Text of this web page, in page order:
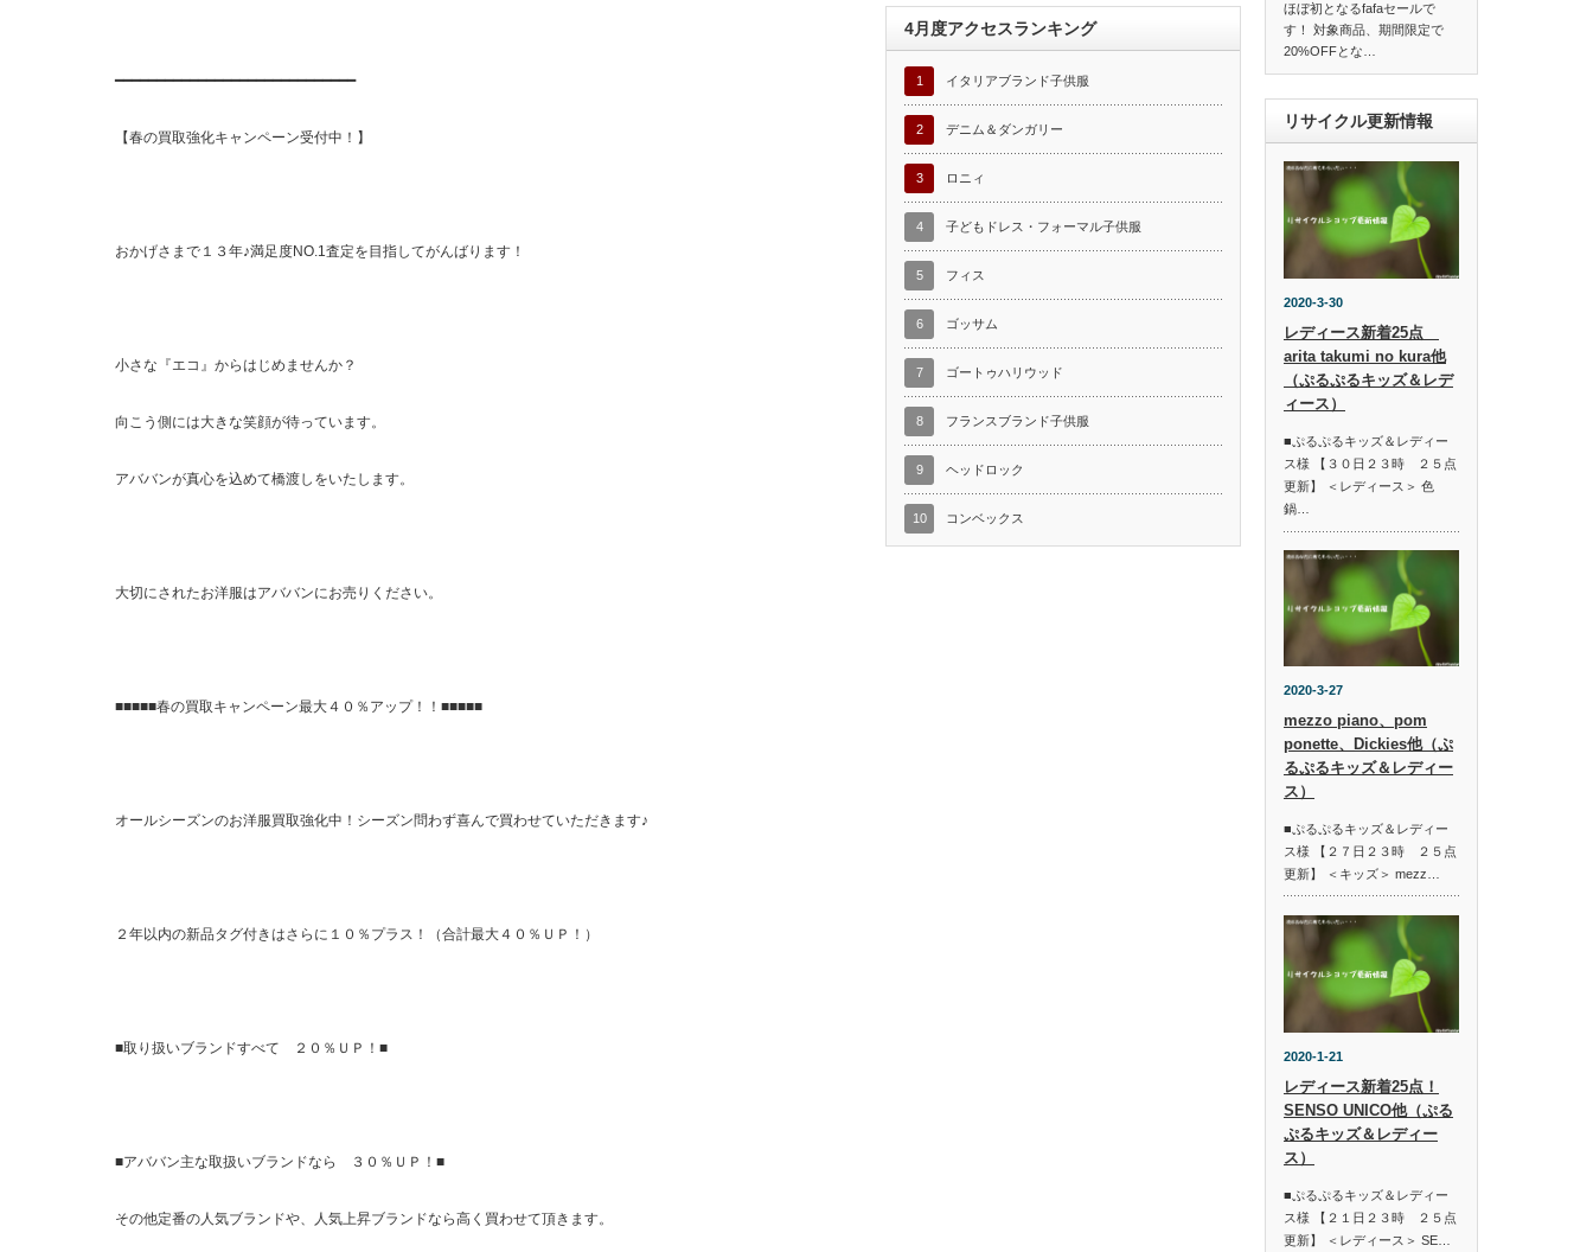
━━━━━━━━━━━━━━━━━━━━━━━━━━━━━
【春の買取強化キャンペーン受付中！】
おかげさまで１３年♪満足度NO.1査定を目指してがんばります！
小さな『エコ』からはじめませんか？
向こう側には大きな笑顔が待っています。
アババンが真心を込めて橋渡しをいたします。
大切にされたお洋服はアババンにお売りください。
■■■■■春の買取キャンペーン最大４０％アップ！！■■■■■
オールシーズンのお洋服買取強化中！シーズン問わず喜んで買わせていただきます♪
２年以内の新品タグ付きはさらに１０％プラス！（合計最大４０％ＵＰ！）
■取り扱いブランドすべて ２０％ＵＰ！■
■アババン主な取扱いブランドなら ３０％ＵＰ！■
その他定番の人気ブランドや、人気上昇ブランドなら高く買わせて頂きます。
4月度アクセスランキング
1 イタリアブランド子供服
2 デニム＆ダンガリー
3 ロニィ
4 子どもドレス・フォーマル子供服
5 フィス
6 ゴッサム
7 ゴートゥハリウッド
8 フランスブランド子供服
9 ヘッドロック
10 コンベックス
ほぼ初となるfafaセールで
す！ 対象商品、期間限定で
20%OFFとな…
リサイクル更新情報
2020-3-30
レディース新着25点
arita takumi no kura他
（ぷるぷるキッズ＆レデ
ィース）
■ぷるぷるキッズ＆レディー
ス様 【３０日２３時 ２５点
更新】 ＜レディース＞ 色
鍋…
2020-3-27
mezzo piano、pom
ponette、Dickies他（ぷ
るぷるキッズ＆レディー
ス）
■ぷるぷるキッズ＆レディー
ス様 【２７日２３時 ２５点
更新】 ＜キッズ＞ mezz…
2020-1-21
レディース新着25点！
SENSO UNICO他（ぷる
ぷるキッズ＆レディー
ス）
■ぷるぷるキッズ＆レディー
ス様 【２１日２３時 ２５点
更新】 ＜レディース＞ SE…